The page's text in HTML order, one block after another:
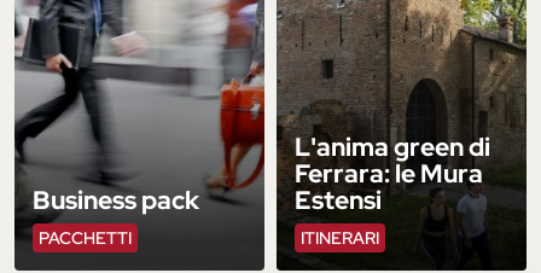
PACCHETTI
Business pack
ITINERARI
L'anima green di
Ferrara: le Mura
Estensi